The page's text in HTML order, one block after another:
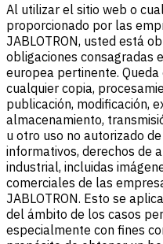
Al utilizar el sitio web o
proporcionado por las
JABLOTRON, usted está
obligaciones consagradas
europea pertinente.
cualquier copia,
publicación, modificación,
almacenamiento,
u otro uso no autorizado
informativos, derechos de
industrial, incluidas
comerciales de las
JABLOTRON. Esto se
del ámbito de los casos
especialmente con fines